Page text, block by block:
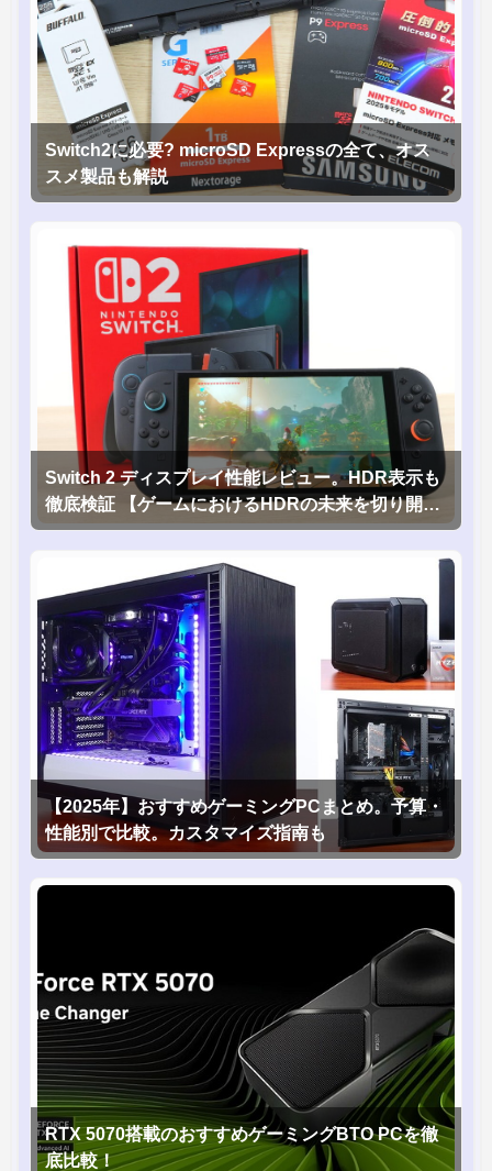
Switch2に必要? microSD Expressの全て、オス
スメ製品も解説
Switch 2 ディスプレイ性能レビュー。HDR表示も
徹底検証 【ゲームにおけるHDRの未来を切り開く
1台！】
【2025年】おすすめゲーミングPCまとめ。予算・
性能別で比較。カスタマイズ指南も
RTX 5070搭載のおすすめゲーミングBTO PCを徹
底比較！